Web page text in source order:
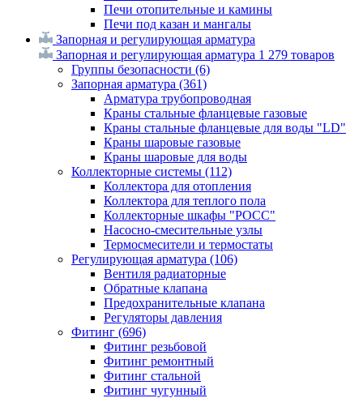
Печи отопительные и камины
Печи под казан и мангалы
Запорная и регулирующая арматура
Запорная и регулирующая арматура 1 279 товаров
Группы безопасности (6)
Запорная арматура (361)
Арматура трубопроводная
Краны стальные фланцевые газовые
Краны стальные фланцевые для воды "LD"
Краны шаровые газовые
Краны шаровые для воды
Коллекторные системы (112)
Коллектора для отопления
Коллектора для теплого пола
Коллекторные шкафы "РОСС"
Насосно-смесительные узлы
Термосмесители и термостаты
Регулирующая арматура (106)
Вентиля радиаторные
Обратные клапана
Предохранительные клапана
Регуляторы давления
Фитинг (696)
Фитинг резьбовой
Фитинг ремонтный
Фитинг стальной
Фитинг чугунный